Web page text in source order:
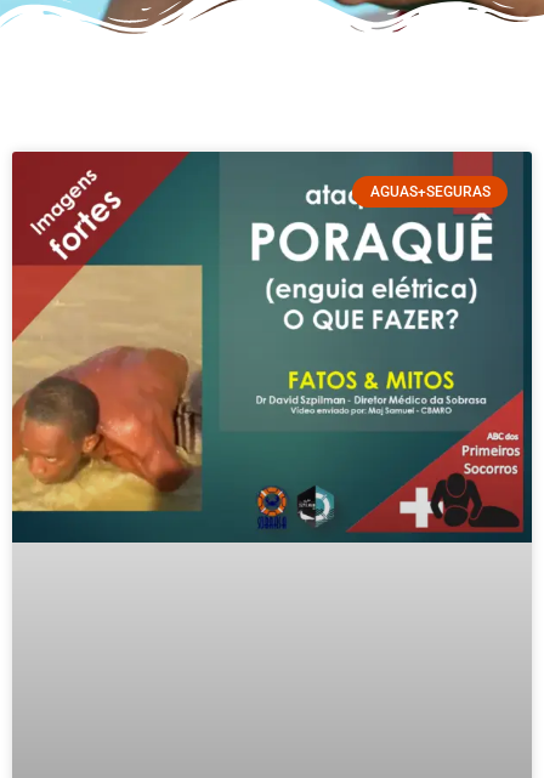
AGUAS+SEGURAS